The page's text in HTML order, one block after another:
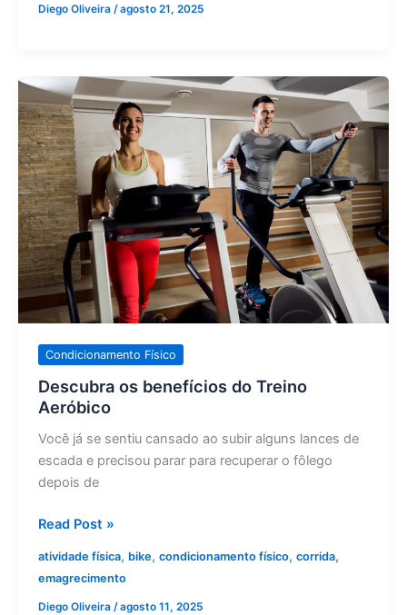
Diego Oliveira /agosto 21, 2025
Condicionamento Físico
Descubra os benefícios do Treino
Aeróbico
Você já se sentiu cansado ao subir alguns lances de
escada e precisou parar para recuperar o fôlego
depois de
Descubra
os
benefícios
do
Treino
Aeróbico
Read Post »
atividade física, bike, condicionamento físico, corrida,
emagrecimento
Diego Oliveira /agosto 11, 2025